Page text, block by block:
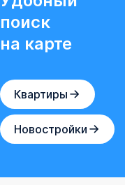
поиск
на карте
Квартиры
Новостройки